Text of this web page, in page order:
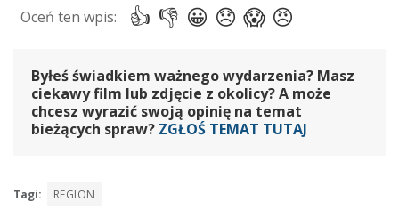
Byłeś świadkiem ważnego wydarzenia? Masz
ciekawy film lub zdjęcie z okolicy? A może
chcesz wyrazić swoją opinię na temat
bieżących spraw? ZGŁOŚ TEMAT TUTAJ
Tagi: REGION